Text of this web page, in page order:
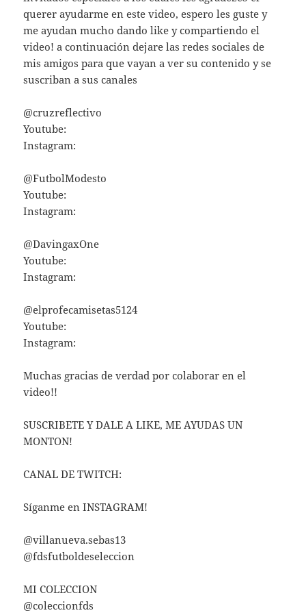
querer ayudarme en este video, espero les guste y
me ayudan mucho dando like y compartiendo el
video! a continuación dejare las redes sociales de
mis amigos para que vayan a ver su contenido y se
suscriban a sus canales
@cruzreflectivo
Youtube:
Instagram:
@FutbolModesto
Youtube:
Instagram:
@DavingaxOne
Youtube:
Instagram:
@elprofecamisetas5124
Youtube:
Instagram:
Muchas gracias de verdad por colaborar en el
video!!
SUSCRIBETE Y DALE A LIKE, ME AYUDAS UN
MONTON!
CANAL DE TWITCH:
Síganme en INSTAGRAM!
@villanueva.sebas13
@fdsfutboldeseleccion
MI COLECCION
@coleccionfds